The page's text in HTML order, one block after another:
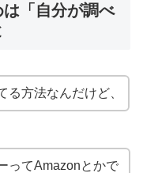
「自分が調べ
る方法なんだけど、
ってAmazonとかで